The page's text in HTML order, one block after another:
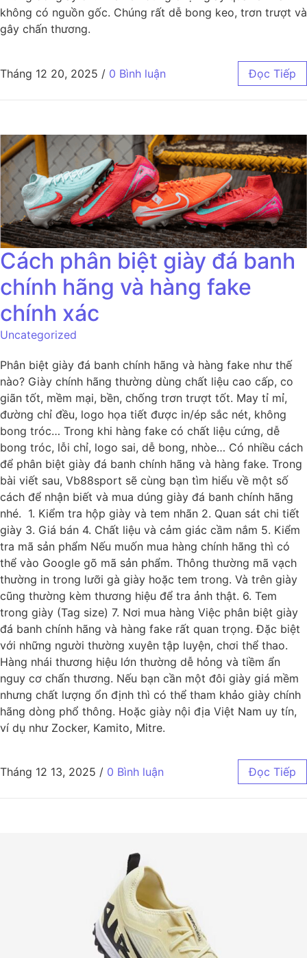
không có nguồn gốc. Chúng rất dễ bong keo, trơn trượt và
gây chấn thương.
Tháng 12 20, 2025 / 0 Bình luận Đọc Tiếp
Cách phân biệt giày đá banh
chính hãng và hàng fake
chính xác
Uncategorized
Phân biệt giày đá banh chính hãng và hàng fake như thế
nào? Giày chính hãng thường dùng chất liệu cao cấp, co
giãn tốt, mềm mại, bền, chống trơn trượt tốt. May tỉ mỉ,
đường chỉ đều, logo họa tiết được in/ép sắc nét, không
bong tróc… Trong khi hàng fake có chất liệu cứng, dễ
bong tróc, lỗi chỉ, logo sai, dễ bong, nhòe… Có nhiều cách
để phân biệt giày đá banh chính hãng và hàng fake. Trong
bài viết sau, Vb88sport sẽ cùng bạn tìm hiểu về một số
cách để nhận biết và mua dúng giày đá banh chính hãng
nhé. 1. Kiểm tra hộp giày và tem nhãn 2. Quan sát chi tiết
giày 3. Giá bán 4. Chất liệu và cảm giác cầm nắm 5. Kiểm
tra mã sản phẩm Nếu muốn mua hàng chính hãng thì có
thể vào Google gõ mã sản phẩm. Thông thường mã vạch
thường in trong lưỡi gà giày hoặc tem trong. Và trên giày
cũng thường kèm thương hiệu để tra ảnh thật. 6. Tem
trong giày (Tag size) 7. Nơi mua hàng Việc phân biệt giày
đá banh chính hãng và hàng fake rất quan trọng. Đặc biệt
với những người thường xuyên tập luyện, chơi thể thao.
Hàng nhái thương hiệu lớn thường dễ hỏng và tiềm ẩn
nguy cơ chấn thương. Nếu bạn cần một đôi giày giá mềm
nhưng chất lượng ổn định thì có thể tham khảo giày chính
hãng dòng phổ thông. Hoặc giày nội địa Việt Nam uy tín,
ví dụ như Zocker, Kamito, Mitre.
Tháng 12 13, 2025 / 0 Bình luận Đọc Tiếp